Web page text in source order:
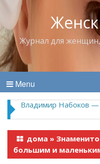
Журнал для
Menu
Странные
дома »
большим и